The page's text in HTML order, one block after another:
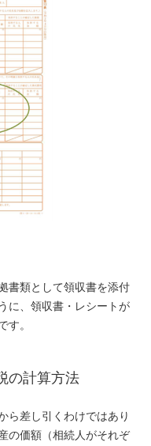
書類として領収書を添付
に、領収書・レシートが
す。
の計算方法
ら差し引くわけではあり
の価額（相続人がそれぞ